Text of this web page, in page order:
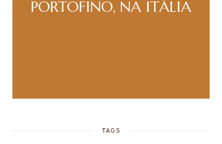
PORTOFINO, NA ITÁLIA
TAGS